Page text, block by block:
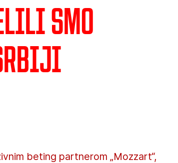
smo
beting partnerom „Mozzart“,